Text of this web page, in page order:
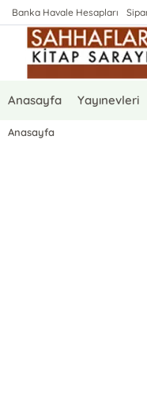
Banka Havale Hesapları
Anasayfa Yayınevleri
Anasayfa